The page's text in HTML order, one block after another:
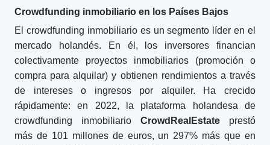
Crowdfunding inmobiliario en los Países Bajos
El crowdfunding inmobiliario es un segmento líder en el
mercado holandés. En él, los inversores financian
colectivamente proyectos inmobiliarios (promoción o
compra para alquilar) y obtienen rendimientos a través
de intereses o ingresos por alquiler. Ha crecido
rápidamente: en 2022, la plataforma holandesa de
crowdfunding inmobiliario CrowdRealEstate prestó
más de 101 millones de euros, un 297% más que en